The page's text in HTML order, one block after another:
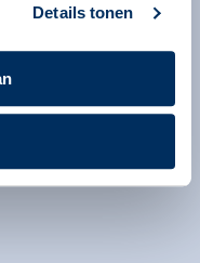
Details tonen